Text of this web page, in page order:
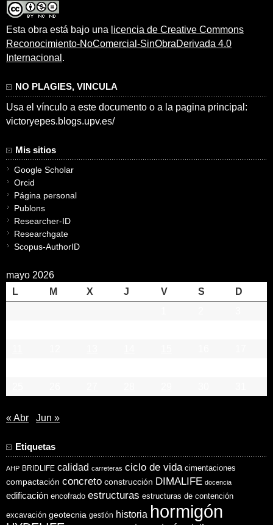
Esta obra está bajo una licencia de Creative Commons
Reconocimiento-NoComercial-SinObraDerivada 4.0
Internacional .
NO PLAGIES, VINCULA
Usa el vínculo a este documento o a la pagina principal:
victoryepes.blogs.upv.es/
Mis sitios
Google Scholar
Orcid
Página personal
Publons
Researcher-ID
Researchgate
Scopus-AuthorID
mayo 2026
L
M X J V S
D
« Abr Jun »
Etiquetas
AHP BRIDLIFE calidad carreteras ciclo de vida cimentaciones
compactación concreto construcción DIMALIFE docencia
edificación encofrado estructuras estructuras de contención
excavación geotecnia gestión historia hormigón